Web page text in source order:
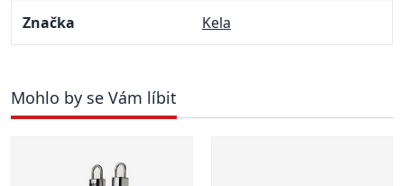
Značka Kela
Mohlo by se Vám líbit